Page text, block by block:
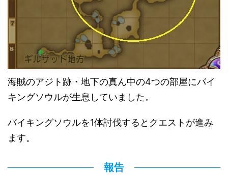
海賊のアジト跡・地下の真ん中の4つの部屋にバイ
キングソウルが生息していました。
バイキングソウルを1体討伐するとクエストが進み
ます。
報告